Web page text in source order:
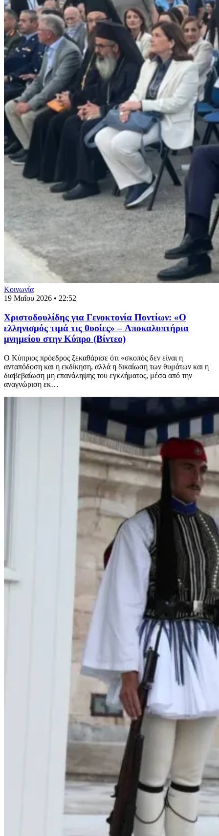
Κοινωνία
19 Μαΐου 2026 • 22:52
Χριστοδουλίδης για Γενοκτονία Ποντίων: «Ο
ελληνισμός τιμά τις θυσίες» – Aποκαλυπτήρια
μνημείου στην Κύπρο (Βίντεο)
Ο Κύπριος πρόεδρος ξεκαθάρισε ότι «σκοπός δεν είναι η
ανταπόδοση και η εκδίκηση, αλλά η δικαίωση των θυμάτων και η
διαβεβαίωση μη επανάληψης του εγκλήματος, μέσα από την
αναγνώριση εκ…